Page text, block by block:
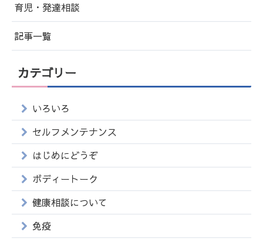
育児・発達相談
記事一覧
カテゴリー
いろいろ
セルフメンテナンス
はじめにどうぞ
ボディートーク
健康相談について
免疫